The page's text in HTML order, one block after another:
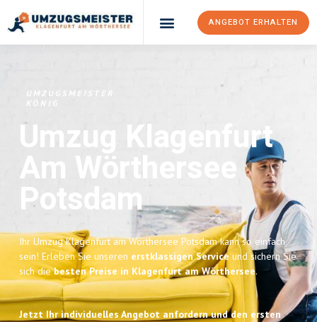
ANGEBOT ERHALTEN
UMZUGSMEISTER
KÖNIG
Umzug Klagenfurt
Am Wörthersee
Potsdam
Ihr Umzug Klagenfurt am Wörthersee Potsdam kann so einfach
sein! Erleben Sie unseren erstklassigen Service und sichern Sie
sich diebesten Preise in Klagenfurt am Wörthersee.
Jetzt Ihr individuelles Angebot anfordern und den ersten